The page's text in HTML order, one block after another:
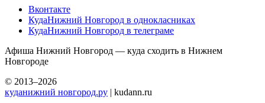
Вконтакте
КудаНижний Новгород в однокласниках
КудаНижний Новгород в телеграме
Афиша Нижний Новгород — куда сходить в Нижнем
Новгороде
© 2013–2026
куданижний новгород.ру | kudann.ru